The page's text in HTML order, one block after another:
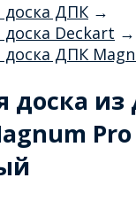
доска ДПК →
Deckart →
доска ДПК
доска